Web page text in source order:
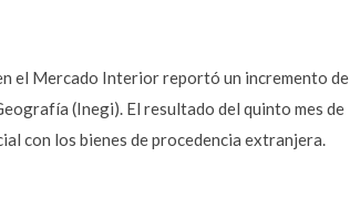
el Mercado Interior reportó un incremento de
(Inegi). El resultado del quinto mes de
con los bienes de procedencia extranjera.